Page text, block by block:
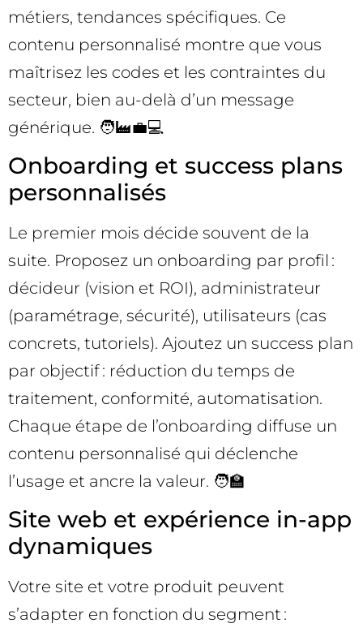
métiers, tendances spécifiques. Ce
contenu personnalisé montre que vous
maîtrisez les codes et les contraintes du
secteur, bien au-delà d’un message
générique. 🧑‍🏭💼💻
Onboarding et success plans
personnalisés
Le premier mois décide souvent de la
suite. Proposez un onboarding par profil :
décideur (vision et ROI), administrateur
(paramétrage, sécurité), utilisateurs (cas
concrets, tutoriels). Ajoutez un success plan
par objectif : réduction du temps de
traitement, conformité, automatisation.
Chaque étape de l’onboarding diffuse un
contenu personnalisé qui déclenche
l’usage et ancre la valeur. 🧑‍🏫
Site web et expérience in-app
dynamiques
Votre site et votre produit peuvent
s’adapter en fonction du segment :